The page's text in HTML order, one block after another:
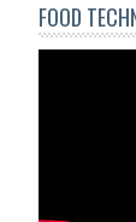
FOOD